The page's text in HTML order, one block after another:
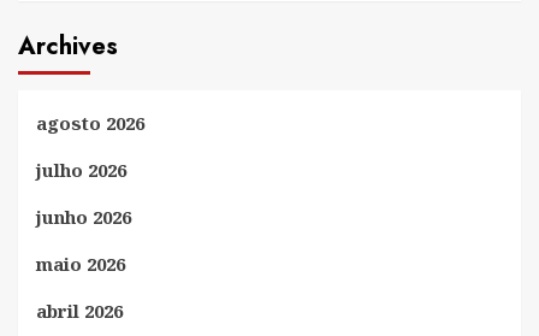
Archives
agosto 2026
julho 2026
junho 2026
maio 2026
abril 2026